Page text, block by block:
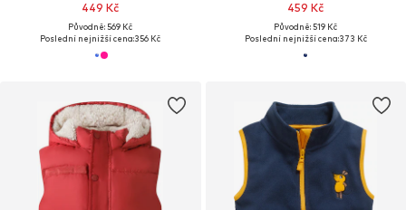
449 Kč
Původně: 569 Kč
Poslední nejnižší cena:356 Kč
459 Kč
Původně: 519 Kč
Poslední nejnižší cena:373 Kč